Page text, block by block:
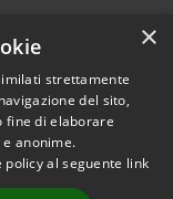
© 2026 • Comune di
• Powered by
×
strettamente
del sito,
fine di elaborare
anonime.
al seguente link